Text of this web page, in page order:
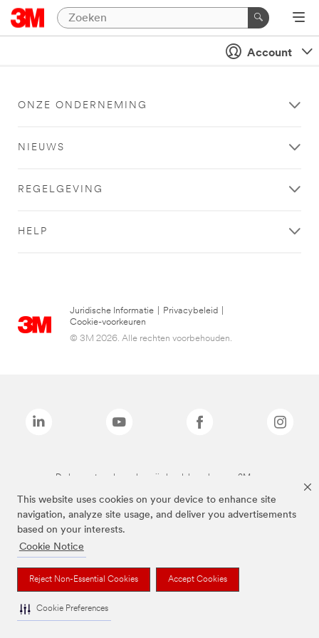
This website uses cookies on your device to enhance site
navigation, analyze site usage, and deliver you advertisements
based on your interests.
Cookie Notice
Reject Non-Essential Cookies Accept Cookies
Cookie Preferences
Account
ONZE ONDERNEMING
NIEUWS
REGELGEVING
HELP
Juridische Informatie Privacybeleid
Cookie-voorkeuren
© 3M 2026. Alle rechten voorbehouden.
De bovenstaande merken zijn handelsmerken van 3M.we